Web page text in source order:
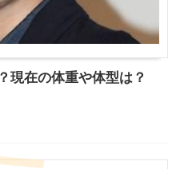
現在の体重や体型は？